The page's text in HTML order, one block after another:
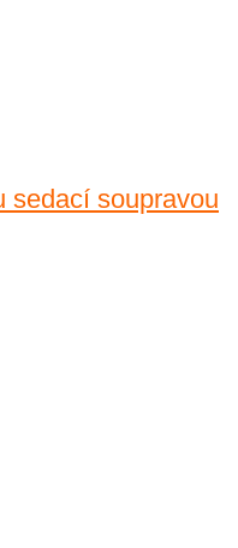
sedací soupravou